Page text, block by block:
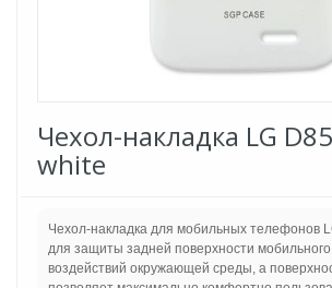
Чехол-накладка LG
white
Чехол-накладка для мобильных телефонов
для защиты задней поверхности мобильного
воздействий окружающей среды, а